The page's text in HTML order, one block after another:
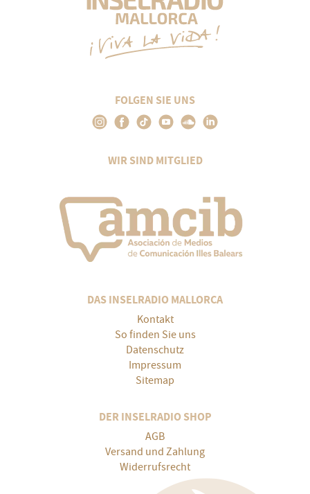
FOLGEN SIE UNS
WIR SIND MITGLIED
DAS INSELRADIO MALLORCA
Kontakt
So finden Sie uns
Datenschutz
Impressum
Sitemap
DER INSELRADIO SHOP
AGB
Versand und Zahlung
Widerrufsrecht